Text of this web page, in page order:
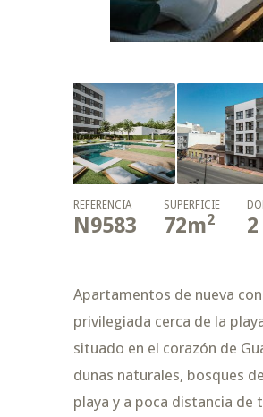
REFERENCIA
N9583
SUPERFICIE
72m2 2
Apartamentos de nueva
privilegiada cerca de la
situado en el corazón de
dunas naturales, bosques
playa y a poca distancia de